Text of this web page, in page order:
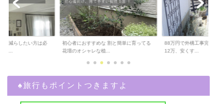
も減らしたい方は必
ら...
初心者におすすめな 割と簡単に育ってる
花壇のオシャレな植...
88万円で外構工事完了
12万、安くす...
♠︎旅行もポイントつきますよ